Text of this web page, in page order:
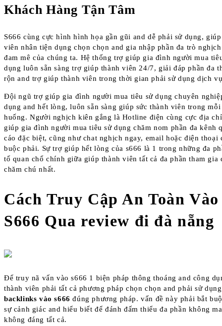
Khách Hàng Tận Tâm
S666 cùng cực hình hình họa gần gũi and dễ phải sử dụng,
viên nhân tiện dụng chọn chọn and gia nhập phần đa trò
đam mê của chúng ta. Hệ thống trợ giúp gia đình người mua
dụng luôn sẵn sàng trợ giúp thành viên 24/7, giải đáp phần đa
rộn and trợ giúp thành viên trong thời gian phải sử dụng dịch
Đội ngũ trợ giúp gia đình người mua tiêu sử dụng chuyên
dụng and hết lòng, luôn sẵn sàng giúp sức thành viên trong mỗi
huống. Người nghịch kiên gắng là Hotline điện cùng cực địa
giúp gia đình người mua tiêu sử dụng chăm nom phần đa kênh
cáo đặc biệt, cũng như chat nghịch ngay, email hoặc điện thoại
buộc phải. Sự trợ giúp hết lòng của s666 là 1 trong những đa
tố quan chổ chính giữa giúp thành viên tất cả đa phần tham gia
chăm chú nhất.
Cách Truy Cập An Toàn Vào
S666 Qua review đi đà nẵng
Để truy nã vấn vào s666 1 biện pháp thông thoáng and công
thành viên phải tất cả phương pháp chọn chọn and phải sử dụng
backlinks vào s666 đúng phương pháp. vấn đề này phải bắt
sự cảnh giác and hiểu biết để đánh đấm thiểu đa phần không
không đáng tất cả.